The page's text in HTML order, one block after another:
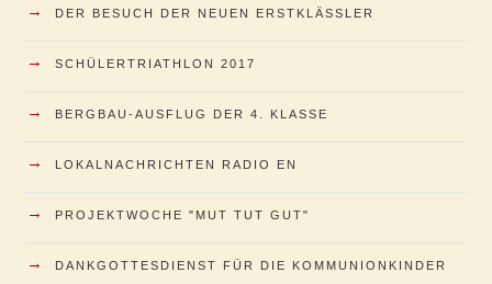
→ DER BESUCH DER NEUEN ERSTKLÄSSLER
→ SCHÜLERTRIATHLON 2017
→ BERGBAU-AUSFLUG DER 4. KLASSE
→ LOKALNACHRICHTEN RADIO EN
→ PROJEKTWOCHE "MUT TUT GUT"
→
DANKGOTTESDIENST FÜR DIE KOMMUNIONKINDER